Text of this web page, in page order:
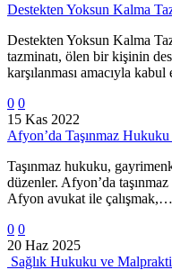
Destekten Yoksun Kalma
Destekten Yoksun Kalma
tazminatı, ölen bir kişinin
karşılanması amacıyla
0 0
15 Kas 2022
Afyon’da Taşınmaz
Taşınmaz hukuku,
düzenler. Afyon’da
Afyon avukat ile çalışmak,…
0 0
20 Haz 2025
Sağlık Hukuku ve